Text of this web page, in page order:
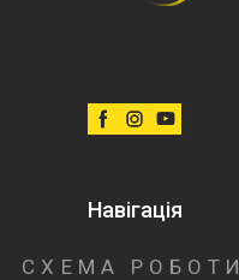
Навігація
СХЕМА РОБОТИ